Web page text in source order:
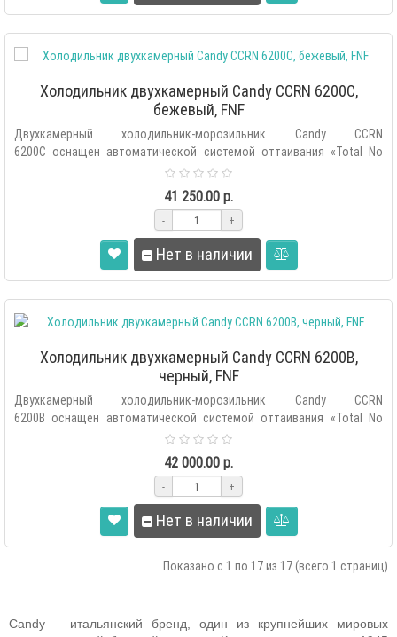
Холодильник двухкамерный Candy CCRN 6200C,
бежевый, FNF
Двухкамерный холодильник-морозильник Candy CCRN
6200C оснащен автоматической системой оттаивания «Total No
41 250.00 р.
- +
Нет в наличии
Холодильник двухкамерный Candy CCRN 6200B,
черный, FNF
Двухкамерный холодильник-морозильник Candy CCRN
6200B оснащен автоматической системой оттаивания «Total No
42 000.00 р.
- +
Нет в наличии
Показано с 1 по 17 из 17 (всего 1 страниц)
Candy – итальянский бренд, один из крупнейших мировых